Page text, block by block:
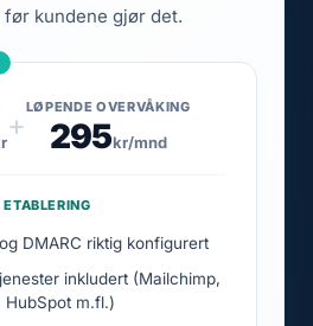
kundene gjør det.
+
LØPENDE OVERVÅKING
295kr/mnd
ETABLERING
DMARC riktig konfigurert
inkludert (Mailchimp,
HubSpot m.fl.)